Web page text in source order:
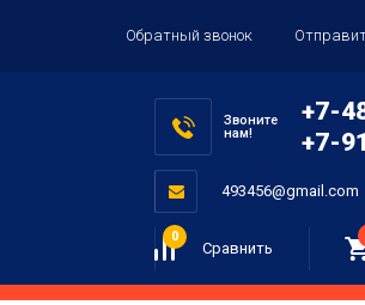
Обратный звонок
Звоните
нам!
+7-
+7-
493456@gmail.com
Сравнить
0